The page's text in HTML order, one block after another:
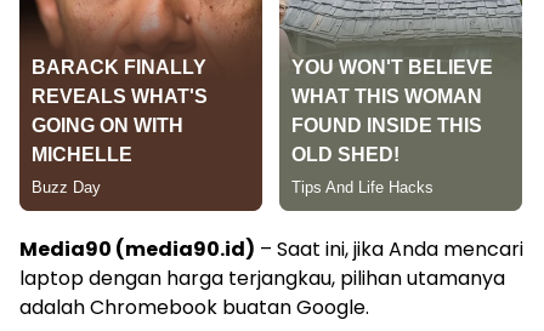
Media90 (media90.id) – Saat ini, jika Anda mencari
laptop dengan harga terjangkau, pilihan utamanya
adalah Chromebook buatan Google.